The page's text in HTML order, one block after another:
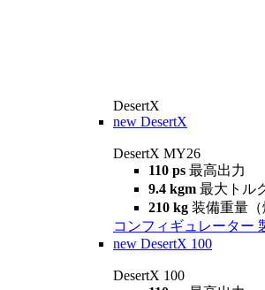
DesertX
new DesertX
DesertX MY26
110 ps 最高出力
9.4 kgm 最大トル
210 kg 装備重量（
コンフィギュレーター
new DesertX 100
DesertX 100